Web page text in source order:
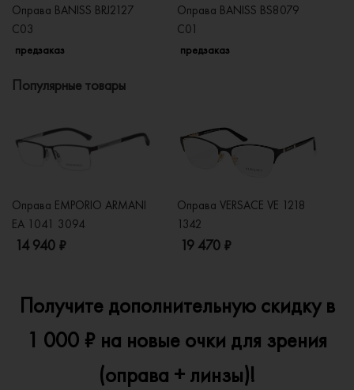
Оправа BANISS BRJ2127
C03
предзаказ
Оправа BANISS BS8079
C01
предзаказ
Популярные товары
Оправа EMPORIO ARMANI
EA 1041 3094
14 940 ₽
Оправа VERSACE VE 1218
1342
19 470 ₽
Получите дополнительную скидку в
1 000 ₽ на новые очки для зрения
(оправа + линзы)!